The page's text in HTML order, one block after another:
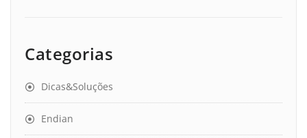
Categorias
Dicas&Soluções
Endian